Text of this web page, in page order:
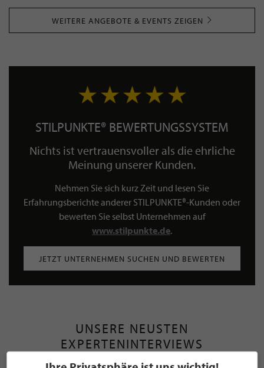
WEITERE ANGEBOTE & EVENTS ZEIGEN
STILPUNKTE® BEWERTUNGSSYSTEM
Nichts ist vertrauensvoller als die ehrliche
Meinung unserer Kunden.
Nehmen Sie sich kurz Zeit und lesen Sie
Erfahrungsberichte anderer STILPUNKTE®-Kunden oder
bewerten Sie selbst Unternehmen auf
www.stilpunkte.de.
JETZT UNTERNEHMEN SUCHEN UND BEWERTEN
UNSERE NEUSTEN
EXPERTENINTERVIEWS